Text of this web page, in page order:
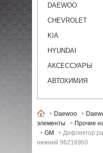
DAEWOO
CHEVROLET
KIA
HYUNDAI
АКСЕССУАРЫ
АВТОХИМИЯ
> Daewoo >
элементы
> Прочие
> GM > Дефлектор
нижний 96216960